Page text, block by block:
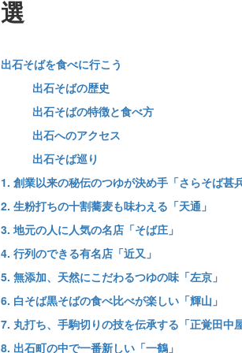
選
出石そばを食べに行こう
出石そばの歴史
出石そばの特徴と食べ方
出石へのアクセス
出石そば巡り
1. 創業以来の秘伝のつゆが決め手「さらそば甚
2. 生粉打ちの十割蕎麦も味わえる「天通」
3. 地元の人に人気の名店「そば庄」
4. 行列のできる有名店「近又」
5. 無添加、天然にこだわるつゆの味「左京」
6. 白そば黒そばの食べ比べが楽しい「輝山」
7. 丸打ち、手駒切りの技を伝承する「正覚田中
8. 出石町の中で一番新しい「一鶴」